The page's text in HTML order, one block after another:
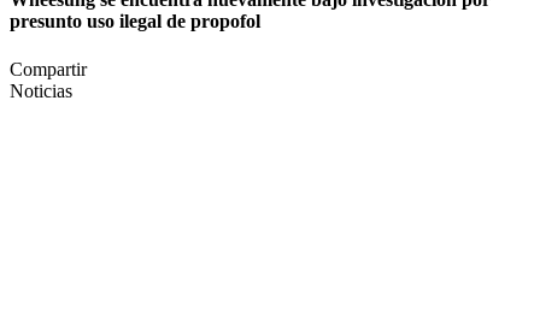
presunto uso ilegal de propofol
Compartir
Noticias